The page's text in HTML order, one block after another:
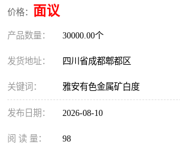
价格： 面议
产品数量： 30000.00个
发货地址： 四川省成都郫都区
关键词： 雅安有色金属矿白度
发布日期： 2026-08-10
阅 读 量： 98